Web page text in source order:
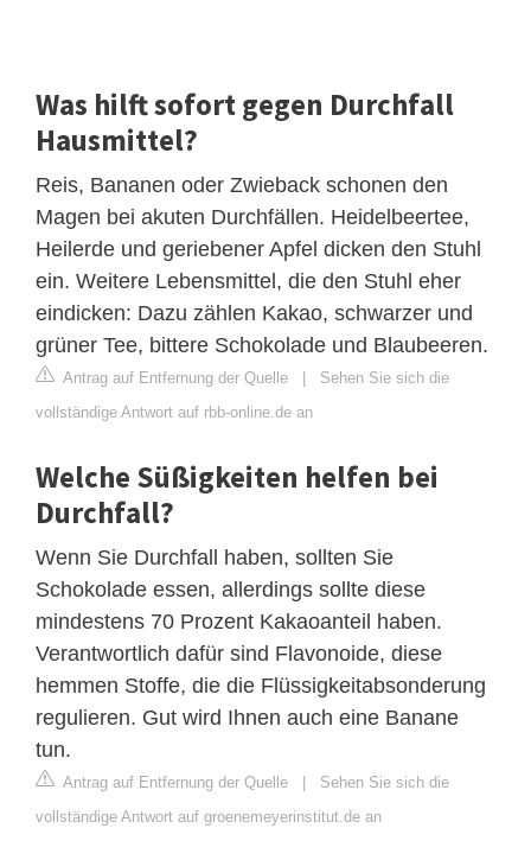
Was hilft sofort gegen Durchfall
Hausmittel?
Reis, Bananen oder Zwieback schonen den
Magen bei akuten Durchfällen. Heidelbeertee,
Heilerde und geriebener Apfel dicken den Stuhl
ein. Weitere Lebensmittel, die den Stuhl eher
eindicken: Dazu zählen Kakao, schwarzer und
grüner Tee, bittere Schokolade und Blaubeeren.
Antrag auf Entfernung der Quelle | Sehen Sie sich die
vollständige Antwort auf rbb-online.de an
Welche Süßigkeiten helfen bei
Durchfall?
Wenn Sie Durchfall haben, sollten Sie
Schokolade essen, allerdings sollte diese
mindestens 70 Prozent Kakaoanteil haben.
Verantwortlich dafür sind Flavonoide, diese
hemmen Stoffe, die die Flüssigkeitabsonderung
regulieren. Gut wird Ihnen auch eine Banane
tun.
Antrag auf Entfernung der Quelle | Sehen Sie sich die
vollständige Antwort auf groenemeyerinstitut.de an